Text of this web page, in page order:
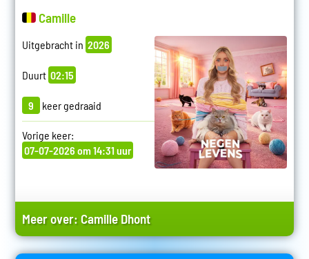
Camille
Uitgebracht in 2026
Duurt 02:15
9 keer gedraaid
Vorige keer:
07-07-2026 om 14:31 uur
Meer over: Camille Dhont